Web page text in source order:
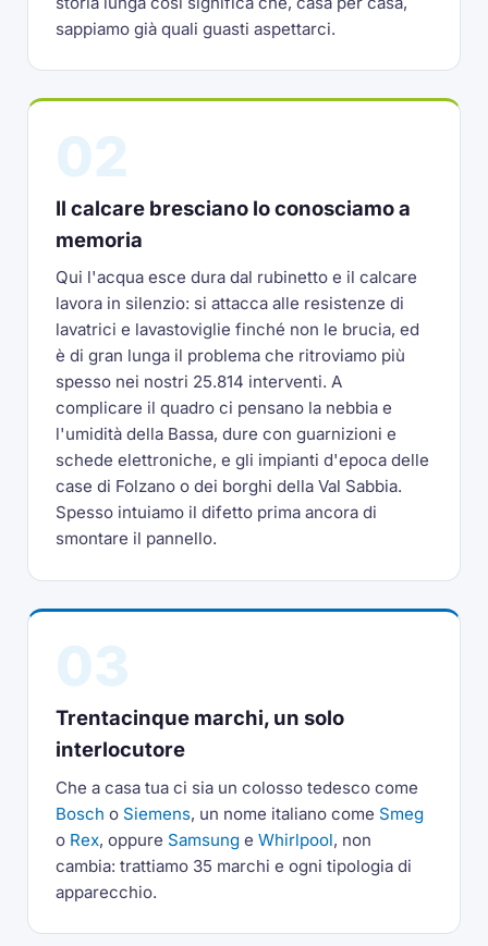
sappiamo già quali guasti aspettarci.
Il calcare bresciano lo conosciamo a
memoria
Qui l'acqua esce dura dal rubinetto e il calcare
lavora in silenzio: si attacca alle resistenze di
lavatrici e lavastoviglie finché non le brucia, ed
è di gran lunga il problema che ritroviamo più
spesso nei nostri 25.814 interventi. A
complicare il quadro ci pensano la nebbia e
l'umidità della Bassa, dure con guarnizioni e
schede elettroniche, e gli impianti d'epoca delle
case di Folzano o dei borghi della Val Sabbia.
Spesso intuiamo il difetto prima ancora di
smontare il pannello.
Trentacinque marchi, un solo
interlocutore
Che a casa tua ci sia un colosso tedesco come
Bosch o Siemens, un nome italiano come Smeg
o Rex, oppure Samsung eWhirlpool, non
cambia: trattiamo 35 marchi e ogni tipologia di
apparecchio.